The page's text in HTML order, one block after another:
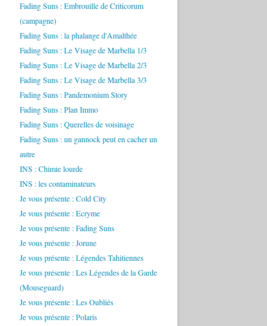
Fading Suns : Embrouille de Criticorum
(campagne)
Fading Suns : la phalange d'Amalthée
Fading Suns : Le Visage de Marbella 1/3
Fading Suns : Le Visage de Marbella 2/3
Fading Suns : Le Visage de Marbella 3/3
Fading Suns : Pandemonium Story
Fading Suns : Plan Immo
Fading Suns : Querelles de voisinage
Fading Suns : un gannock peut en cacher un
autre
INS : Chimie lourde
INS : les contaminateurs
Je vous présente : Cold City
Je vous présente : Ecryme
Je vous présente : Fading Suns
Je vous présente : Jorune
Je vous présente : Légendes Tahitiennes
Je vous présente : Les Légendes de la Garde
(Mouseguard)
Je vous présente : Les Oubliés
Je vous présente : Polaris